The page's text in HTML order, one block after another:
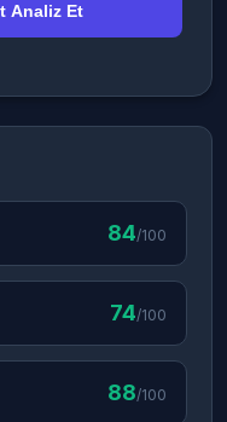
Analiz Et
84/100
74/100
88/100